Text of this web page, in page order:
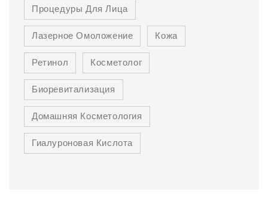
Процедуры Для Лица
Лазерное Омоложение
Кожа
Ретинол
Косметолог
Биоревитализация
Домашняя Косметология
Гиалуроновая Кислота